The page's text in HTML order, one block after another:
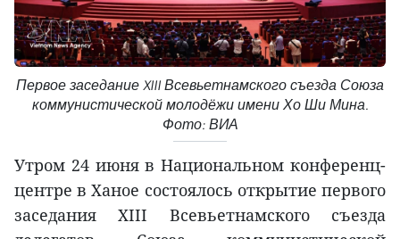
Первое заседание XIII Всевьетнамского съезда Союза
коммунистической молодёжи имени Хо Ши Мина.
Фото: ВИА
Утром 24 июня в Национальном конференц-
центре в Ханое состоялось открытие первого
заседания XIII Всевьетнамского съезда